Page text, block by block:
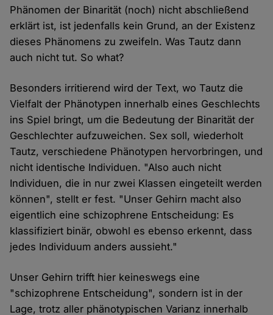
Phänomen der Binarität (noch) nicht abschließend
erklärt ist, ist jedenfalls kein Grund, an der Existenz
dieses Phänomens zu zweifeln. Was Tautz dann
auch nicht tut. So what?
Besonders irritierend wird der Text, wo Tautz die
Vielfalt der Phänotypen innerhalb eines Geschlechts
ins Spiel bringt, um die Bedeutung der Binarität der
Geschlechter aufzuweichen. Sex soll, wiederholt
Tautz, verschiedene Phänotypen hervorbringen, und
nicht identische Individuen. "Also auch nicht
Individuen, die in nur zwei Klassen eingeteilt werden
können", stellt er fest. "Unser Gehirn macht also
eigentlich eine schizophrene Entscheidung: Es
klassifiziert binär, obwohl es ebenso erkennt, dass
jedes Individuum anders aussieht."
Unser Gehirn trifft hier keineswegs eine
"schizophrene Entscheidung", sondern ist in der
Lage, trotz aller phänotypischen Varianz innerhalb